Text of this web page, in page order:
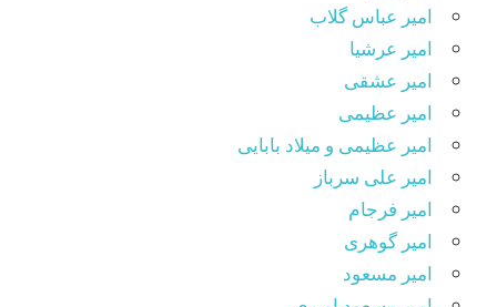
امیر عباس گلاب
امیر عرشیا
امیر عشقی
امیر عظیمی
امیر عظیمی و میلاد بابایی
امیر علی سرباز
امیر فرجام
امیر گوهری
امیر مسعود